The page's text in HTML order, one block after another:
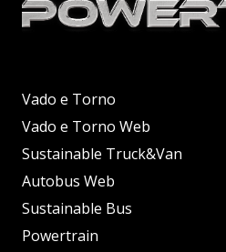
Vado e Torno
Vado e Torno Web
Sustainable Truck&Van
Autobus Web
Sustainable Bus
Powertrain